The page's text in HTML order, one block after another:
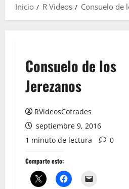
Inicio
R Videos Consuelo de
Consuelo de los
Jerezanos
RVideosCofrades
septiembre 9, 2016
1 minuto de lectura
0
Comparte esto: